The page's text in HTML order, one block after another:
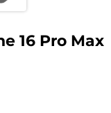
16 Pro Max